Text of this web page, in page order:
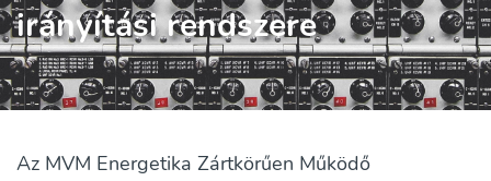
irányítási rendszere
Az MVM Energetika Zártkörűen Működő